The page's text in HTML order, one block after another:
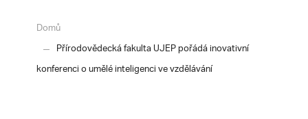
Domů
Přírodovědecká fakulta UJEP pořádá inovativní
konferenci o umělé inteligenci ve vzdělávání